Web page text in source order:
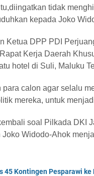
tidak
kepada Joko
Ketua DPP PDI
Kerja Daerah
hotel di Suli, Maluku
para calon agar selalu
mereka, untuk
soal Pilkada DKI
Widodo-Ahok
45 Kontingen Pesparawi